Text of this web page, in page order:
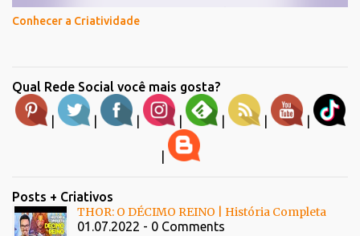
Conhecer a Criatividade
Qual Rede Social você mais gosta?
| | | | | | |
Posts + Criativos
THOR: O DÉCIMO REINO | História Completa
01.07.2022 - 0 Comments